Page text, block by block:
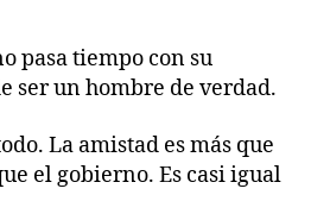
pasa tiempo con su
ser un hombre de verdad.
La amistad es más que
el gobierno. Es casi igual